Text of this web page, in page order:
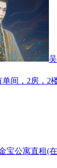
间，2房，2
宝公寓直租(